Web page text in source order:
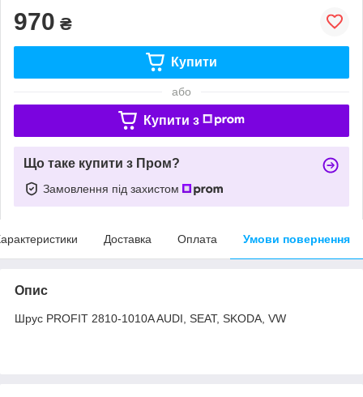
970 ₴
Купити
або
Купити з
Що таке купити з Пром?
Замовлення під захистом
Доставка Оплата Умови повернення
Опис
Шрус PROFIT 2810-1010A AUDI, SEAT, SKODA, VW